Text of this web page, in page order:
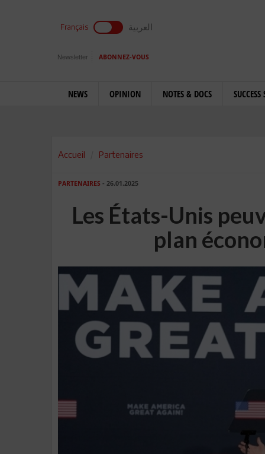
Français العربية
Newsletter ABONNEZ-VOUS
NEWS OPINION NOTES & DOCS SUCCESS
Accueil Partenaires
PARTENAIRES - 26.01.2025
Les États-Unis
plan